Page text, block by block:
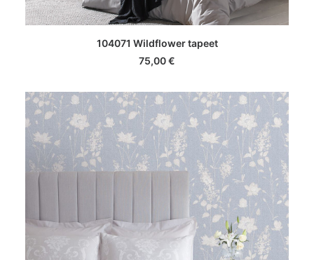
LISA KORVI
104071 Wildflower tapeet
75,00€